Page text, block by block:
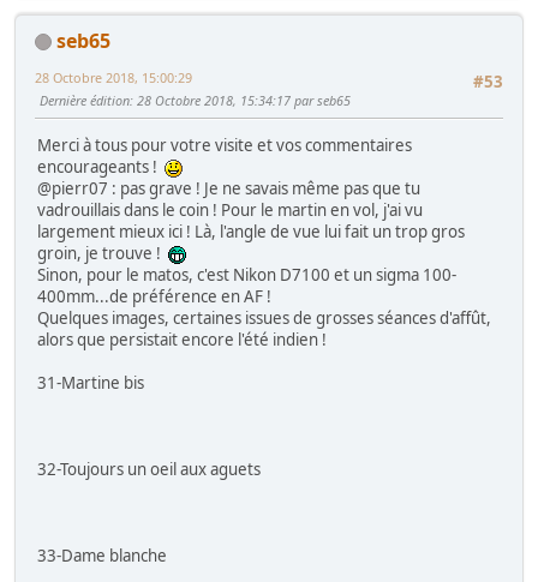
seb65
#53
28 Octobre 2018, 15:00:29
Dernière édition: 28 Octobre 2018, 15:34:17 par seb65
Merci à tous pour votre visite et vos commentaires
encourageants !
@pierr07 : pas grave ! Je ne savais même pas que tu
vadrouillais dans le coin ! Pour le martin en vol, j'ai vu
largement mieux ici ! Là, l'angle de vue lui fait un trop gros
groin, je trouve !
Sinon, pour le matos, c'est Nikon D7100 et un sigma 100-
400mm...de préférence en AF !
Quelques images, certaines issues de grosses séances d'affût,
alors que persistait encore l'été indien !
31-Martine bis
32-Toujours un oeil aux aguets
33-Dame blanche